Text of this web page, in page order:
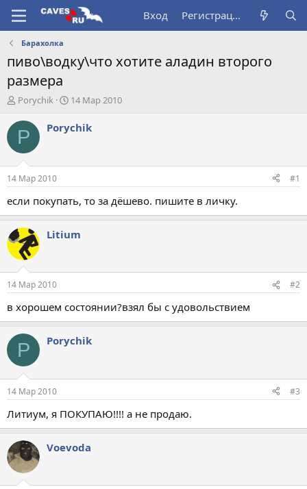
Вход Регистрация
Барахолка
пиво\водку\что хотите аладин второго
размера
А
т
о
т
е
м
ы
Porychik
Д
т
а
л
14 Мар 2010
P Porychik
14 Мар 2010 #1
если покупать, то за дёшево. пишите в личку.
Litium
14 Мар 2010 #2
в хорошем состоянии?взял бы с удовольствием
P Porychik
14 Мар 2010 #3
Литиум, я ПОКУПАЮ!!!! а не продаю.
Voevoda